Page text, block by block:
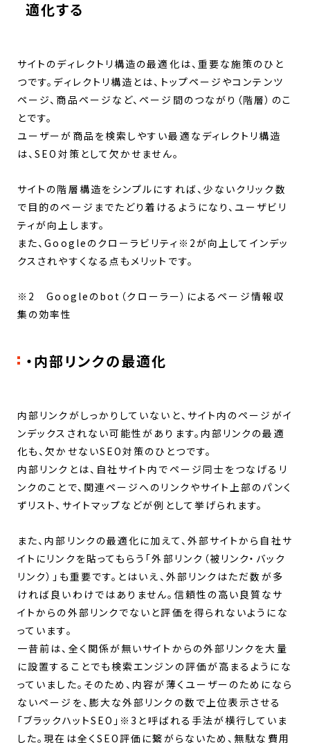
適化する
サイトのディレクトリ構造の最適化は、重要な施策のひと
つです。ディレクトリ構造とは、トップページやコンテンツ
ページ、商品ページなど、ページ間のつながり（階層）のこ
とです。
ユーザーが商品を検索しやすい最適なディレクトリ構造
は、SEO対策として欠かせません。
サイトの階層構造をシンプルにすれば、少ないクリック数
で目的のページまでたどり着けるようになり、ユーザビリ
ティが向上します。
また、Googleのクローラビリティ※2が向上してインデッ
クスされやすくなる点もメリットです。
※2 Googleのbot（クローラー）によるページ情報収
集の効率性
・内部リンクの最適化
内部リンクがしっかりしていないと、サイト内のページがイ
ンデックスされない可能性があります。内部リンクの最適
化も、欠かせないSEO対策のひとつです。
内部リンクとは、自社サイト内でページ同士をつなげるリ
ンクのことで、関連ページへのリンクやサイト上部のパンく
ずリスト、サイトマップなどが例として挙げられます。
また、内部リンクの最適化に加えて、外部サイトから自社サ
イトにリンクを貼ってもらう「外部リンク（被リンク・バック
リンク）」も重要です。とはいえ、外部リンクはただ数が多
ければ良いわけではありません。信頼性の高い良質なサ
イトからの外部リンクでないと評価を得られないようにな
っています。
一昔前は、全く関係が無いサイトからの外部リンクを大量
に設置することでも検索エンジンの評価が高まるようにな
っていました。そのため、内容が薄くユーザーのためになら
ないページを、膨大な外部リンクの数で上位表示させる
「ブラックハットSEO」※3と呼ばれる手法が横行していま
した。現在は全くSEO評価に繋がらないため、無駄な費用